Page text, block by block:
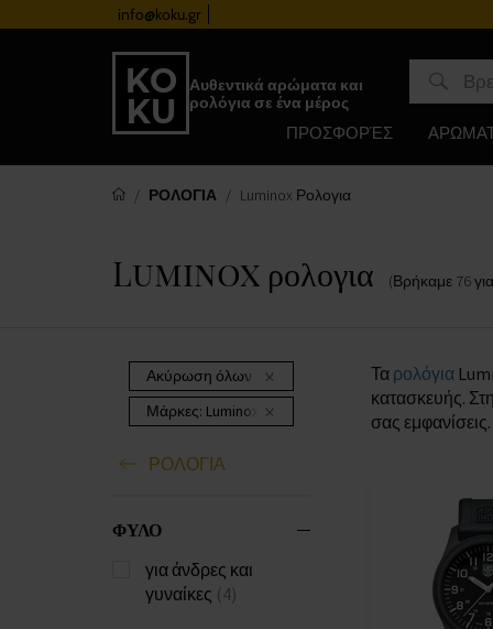
info@koku.gr
Αυθεντικά αρώματα και
ρολόγια σε ένα μέρος
ΠΡΟΣΦΟΡΈΣ
ΡΟΛΟΓΙΑ Luminox Ρολογια
Luminox ρολογια (Βρήκαμε 76
Ακύρωση όλων των φίλτρων
Μάρκες: Luminox
ΡΟΛΟΓΙΑ
ΦΥΛΟ
για άνδρες και
γυναίκες (4)
Τα ρολόγια
κατασκευής.
σας